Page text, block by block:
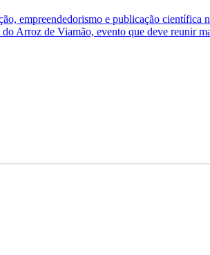
empreendedorismo e publicação científica
Arroz de Viamão, evento que deve reunir